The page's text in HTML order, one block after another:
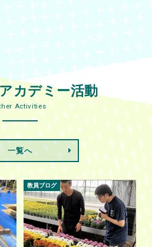
カデミー活動
Activities
一覧へ
教員ブログ